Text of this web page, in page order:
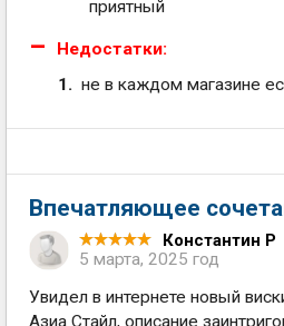
приятный
Недостатки:
не в каждом магазине
Впечатляющее
Константин Р
5 марта, 2025 год
Увидел в интернете новый
Азиа Стайл, описание